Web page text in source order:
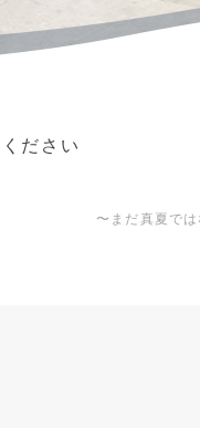
ださい
〜まだ真夏で